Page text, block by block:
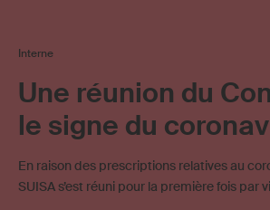
Interne
Une réunion du
le signe du
En raison des prescriptions relatives au
SUISA s’est réuni pour la première fois par